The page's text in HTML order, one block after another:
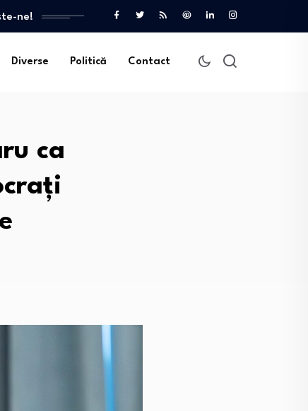
ne!
Diverse Politică Contact
ca